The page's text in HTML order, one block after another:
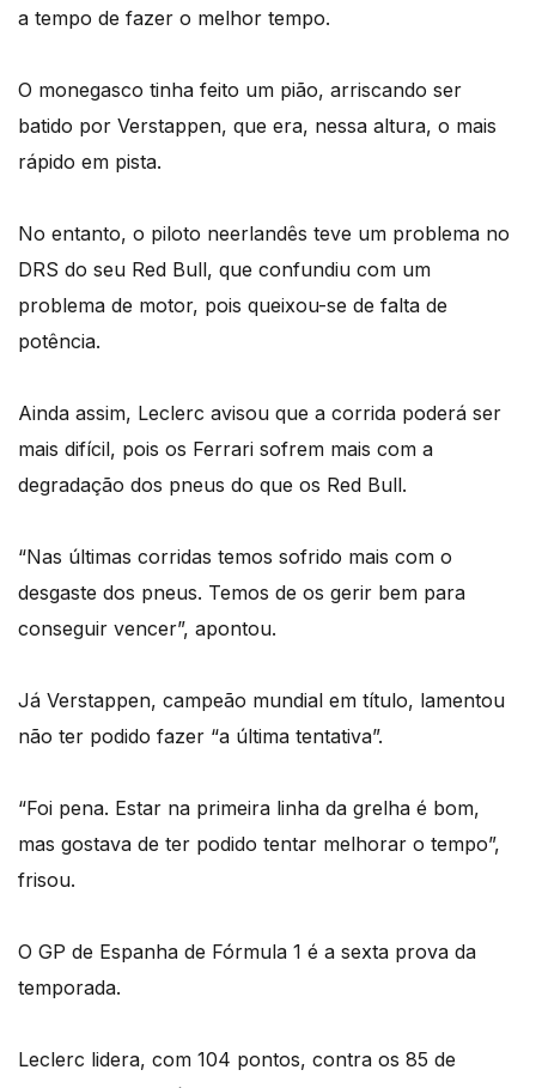
a tempo de fazer o melhor tempo.
O monegasco tinha feito um pião, arriscando ser
batido por Verstappen, que era, nessa altura, o mais
rápido em pista.
No entanto, o piloto neerlandês teve um problema no
DRS do seu Red Bull, que confundiu com um
problema de motor, pois queixou-se de falta de
potência.
Ainda assim, Leclerc avisou que a corrida poderá ser
mais difícil, pois os Ferrari sofrem mais com a
degradação dos pneus do que os Red Bull.
“Nas últimas corridas temos sofrido mais com o
desgaste dos pneus. Temos de os gerir bem para
conseguir vencer”, apontou.
Já Verstappen, campeão mundial em título, lamentou
não ter podido fazer “a última tentativa”.
“Foi pena. Estar na primeira linha da grelha é bom,
mas gostava de ter podido tentar melhorar o tempo”,
frisou.
O GP de Espanha de Fórmula 1 é a sexta prova da
temporada.
Leclerc lidera, com 104 pontos, contra os 85 de